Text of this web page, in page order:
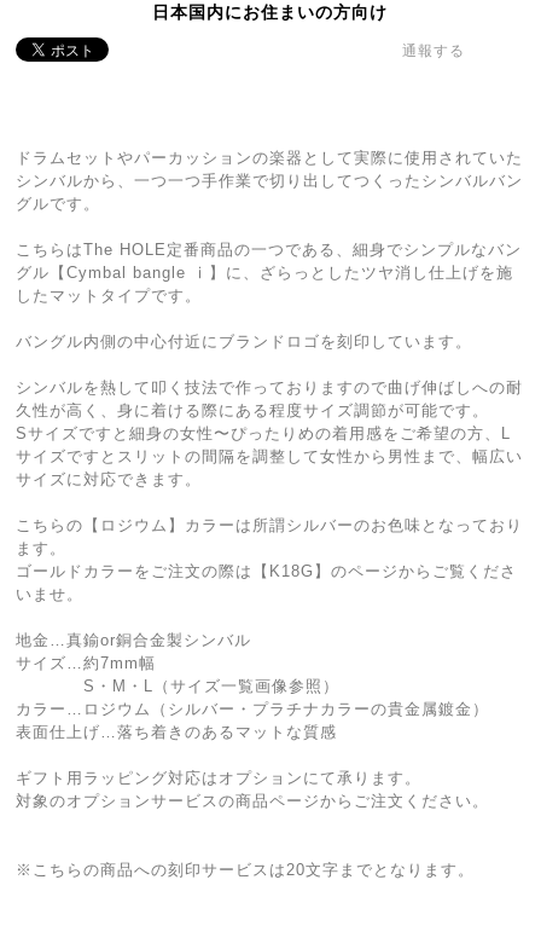
日本国内にお住まいの方向け
通報する
ドラムセットやパーカッションの楽器として実際に使用されていた
シンバルから、一つ一つ手作業で切り出してつくったシンバルバン
グルです。
こちらはThe HOLE定番商品の一つである、細身でシンプルなバン
グル【Cymbal bangle ⅰ】に、ざらっとしたツヤ消し仕上げを施
したマットタイプです。
バングル内側の中心付近にブランドロゴを刻印しています。
シンバルを熱して叩く技法で作っておりますので曲げ伸ばしへの耐
久性が高く、身に着ける際にある程度サイズ調節が可能です。
Sサイズですと細身の女性〜ぴったりめの着用感をご希望の方、L
サイズですとスリットの間隔を調整して女性から男性まで、幅広い
サイズに対応できます。
こちらの【ロジウム】カラーは所謂シルバーのお色味となっており
ます。
ゴールドカラーをご注文の際は【K18G】のページからご覧くださ
いませ。
地金…真鍮or銅合金製シンバル
サイズ…約7mm幅
S・M・L（サイズ一覧画像参照）
カラー…ロジウム（シルバー・プラチナカラーの貴金属鍍金）
表面仕上げ…落ち着きのあるマットな質感
ギフト用ラッピング対応はオプションにて承ります。
対象のオプションサービスの商品ページからご注文ください。
※こちらの商品への刻印サービスは20文字までとなります。